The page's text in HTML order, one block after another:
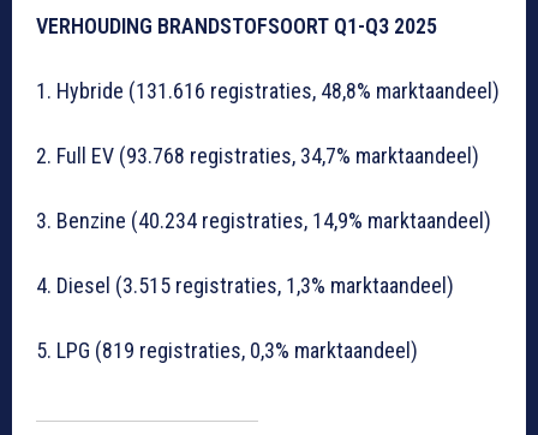
VERHOUDING BRANDSTOFSOORT Q1-Q3 2025
1. Hybride (131.616 registraties, 48,8% marktaandeel)
2. Full EV (93.768 registraties, 34,7% marktaandeel)
3. Benzine (40.234 registraties, 14,9% marktaandeel)
4. Diesel (3.515 registraties, 1,3% marktaandeel)
5. LPG (819 registraties, 0,3% marktaandeel)